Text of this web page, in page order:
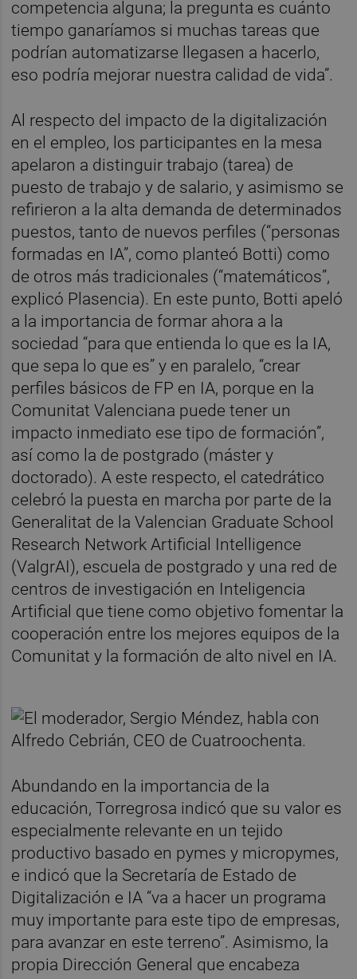
competencia alguna; la pregunta es cuánto
tiempo ganaríamos si muchas tareas que
podrían automatizarse llegasen a hacerlo,
eso podría mejorar nuestra calidad de vida”.
Al respecto del impacto de la digitalización
en el empleo, los participantes en la mesa
apelaron a distinguir trabajo (tarea) de
puesto de trabajo y de salario, y asimismo se
refirieron a la alta demanda de determinados
puestos, tanto de nuevos perfiles (“personas
formadas en IA”, como planteó Botti) como
de otros más tradicionales (“matemáticos”,
explicó Plasencia). En este punto, Botti apeló
a la importancia de formar ahora a la
sociedad “para que entienda lo que es la IA,
que sepa lo que es” y en paralelo, “crear
perfiles básicos de FP en IA, porque en la
Comunitat Valenciana puede tener un
impacto inmediato ese tipo de formación”,
así como la de postgrado (máster y
doctorado). A este respecto, el catedrático
celebró la puesta en marcha por parte de la
Generalitat de la Valencian Graduate School
Research Network Artificial Intelligence
(ValgrAI), escuela de postgrado y una red de
centros de investigación en Inteligencia
Artificial que tiene como objetivo fomentar la
cooperación entre los mejores equipos de la
Comunitat y la formación de alto nivel en IA.
Abundando en la importancia de la
educación, Torregrosa indicó que su valor es
especialmente relevante en un tejido
productivo basado en pymes y micropymes,
e indicó que la Secretaría de Estado de
Digitalización e IA “va a hacer un programa
muy importante para este tipo de empresas,
para avanzar en este terreno”. Asimismo, la
propia Dirección General que encabeza